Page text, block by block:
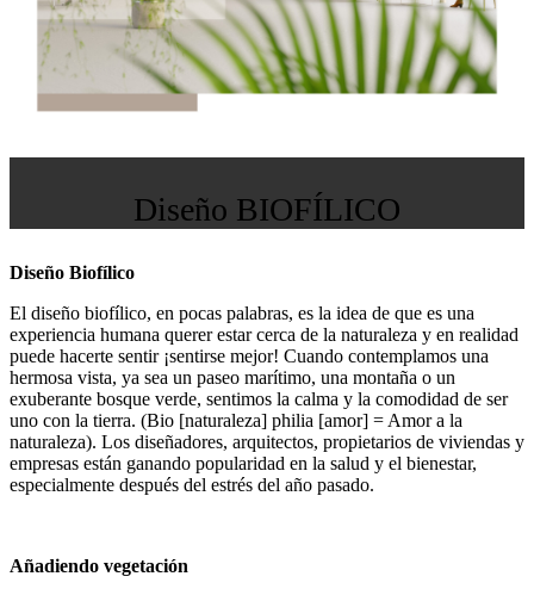
Diseño BIOFÍLICO
Diseño Biofílico
El diseño biofílico, en pocas palabras, es la idea de que es una
experiencia humana querer estar cerca de la naturaleza y en realidad
puede hacerte sentir ¡sentirse mejor! Cuando contemplamos una
hermosa vista, ya sea un paseo marítimo, una montaña o un
exuberante bosque verde, sentimos la calma y la comodidad de ser
uno con la tierra. (Bio [naturaleza] philia [amor] = Amor a la
naturaleza). Los diseñadores, arquitectos, propietarios de viviendas y
empresas están ganando popularidad en la salud y el bienestar,
especialmente después del estrés del año pasado.
Añadiendo vegetación